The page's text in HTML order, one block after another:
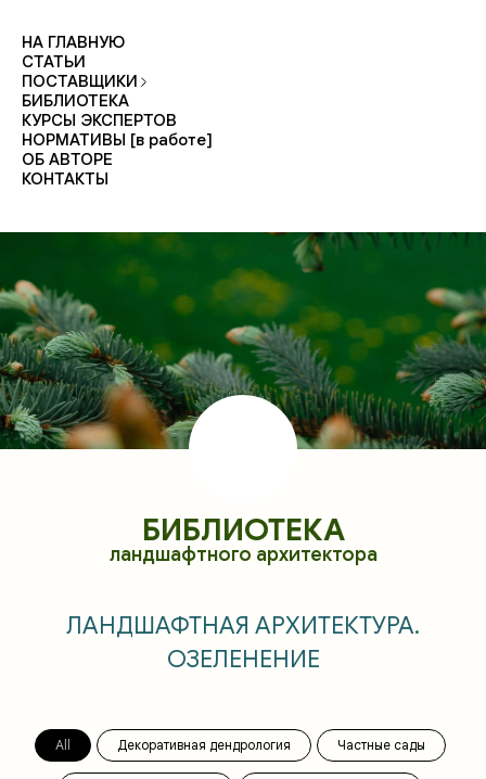
НА ГЛАВНУЮ
СТАТЬИ
ПОСТАВЩИКИ
БИБЛИОТЕКА
КУРСЫ ЭКСПЕРТОВ
НОРМАТИВЫ [в работе]
ОБ АВТОРЕ
КОНТАКТЫ
БИБЛИОТЕКА
ландшафтного архитектора
ЛАНДШАФТНАЯ АРХИТЕКТУРА.
ОЗЕЛЕНЕНИЕ
All Декоративная дендрология Частные сады